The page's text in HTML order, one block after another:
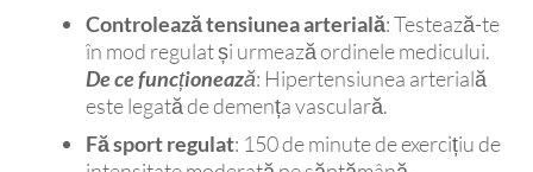
Controlează tensiunea arterială: Testează-te
în mod regulat și urmează ordinele medicului.
De ce funcționează: Hipertensiunea arterială
este legată de demența vasculară.
Fă sport regulat: 150 de minute de exercițiu de